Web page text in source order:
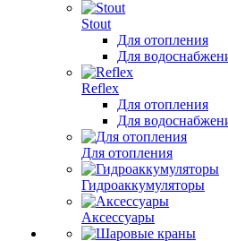
Stout
Для отопления
Для
Reflex
Для отопления
Для
Для отопления
Гидроаккумуляторы
Аксессуары